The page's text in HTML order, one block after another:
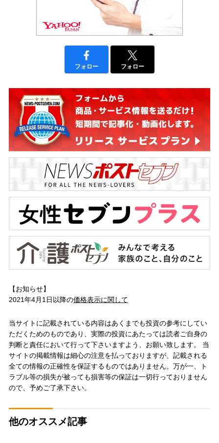
フォロー フォロー
【お知らせ】
2021年4月1日以降の価格表示に関して
当サイトに記載されている内容はあくまでも投資の参考にしてい
ただくためのものであり、実際の投資にあたっては読者ご自身の
判断と責任において行って下さいますよう、お願い致します。 当
サイトの掲載情報は細心の注意を払っておりますが、記載される
全ての情報の正確性を保証するものではありません。万が一、ト
ラブル等の損失が被っても損害等の保証は一切行っておりません
ので、予めご了承下さい。
他のオススメ記事